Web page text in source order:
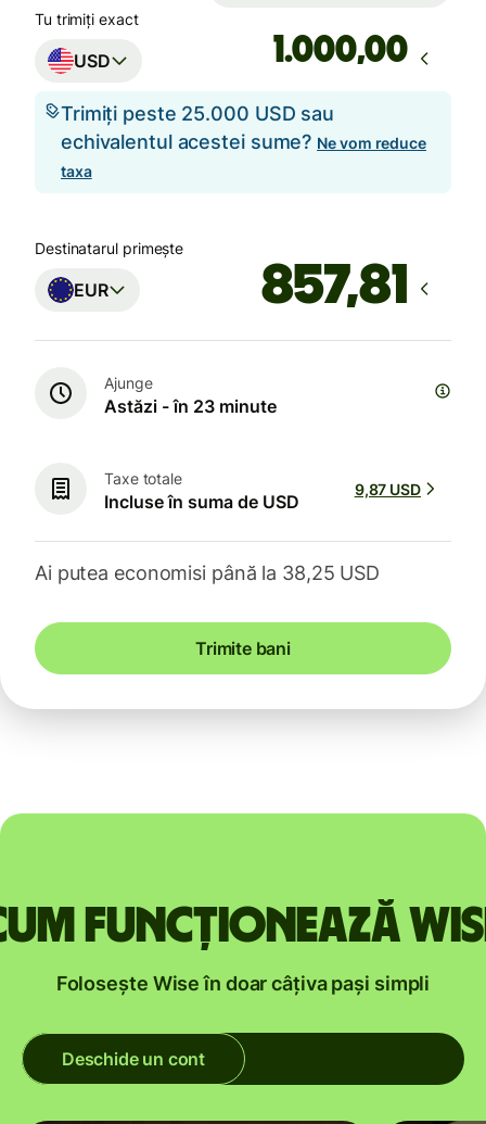
Tu trimiți exact
USD ,00
Trimiți peste 25.000 USD sau
echivalentul acestei sume? Ne vom reduce
taxa
Destinatarul primește
EUR
Ajunge
Astăzi - în 23 minute
Taxe totale
Incluse în suma de USD
9,87 USD
Ai putea economisi până la 38,25 USD
Trimite bani
funcționează
Folosește Wise în doar câțiva pași simpli
Deschide un cont